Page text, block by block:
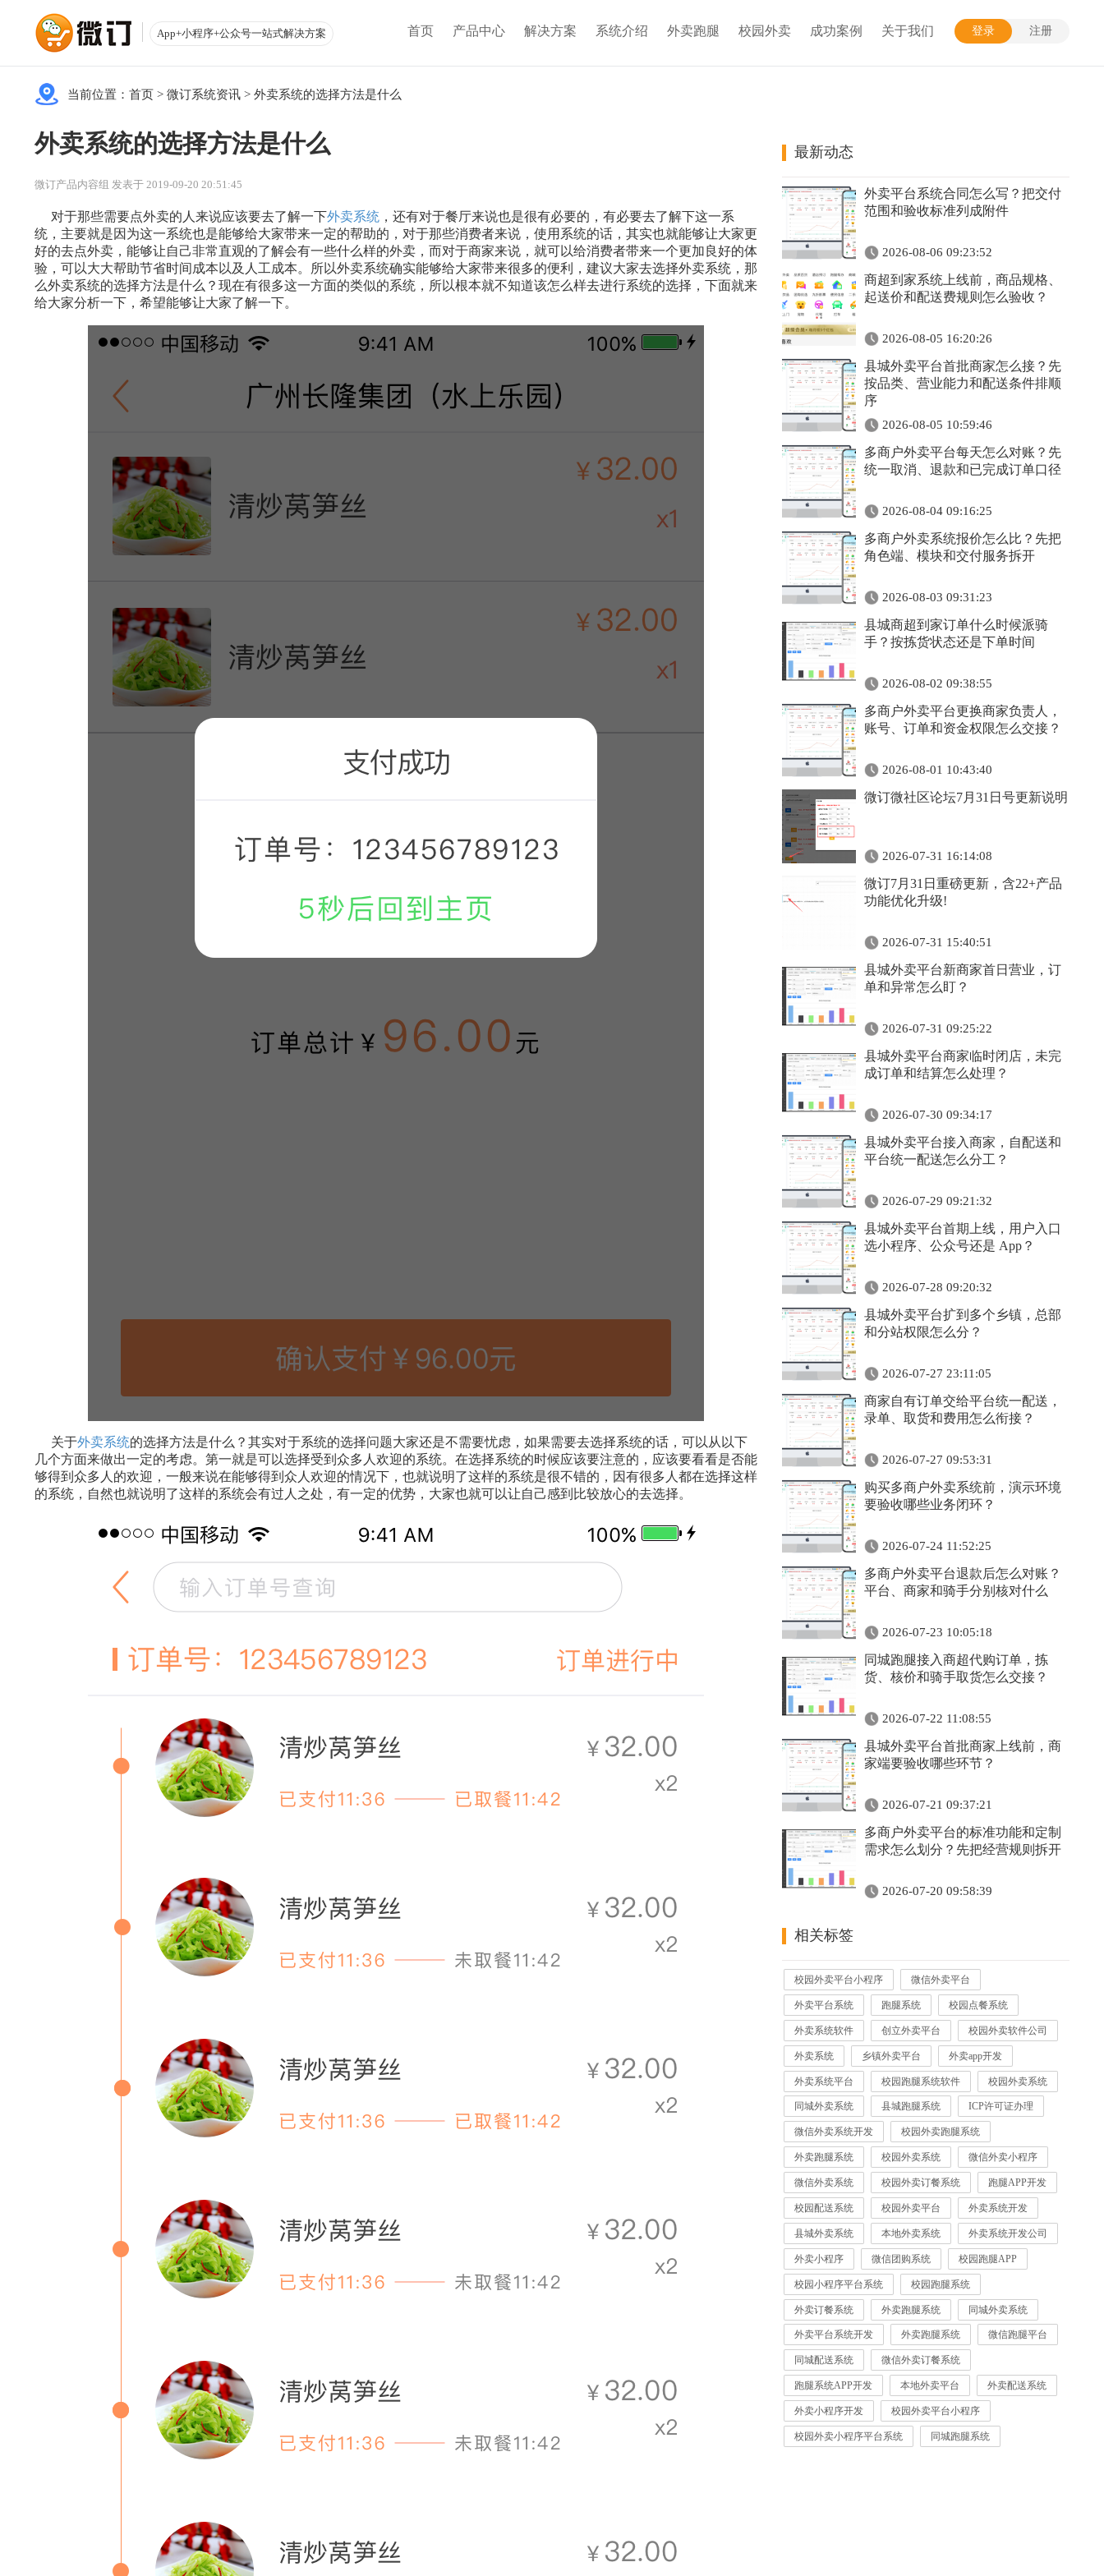
App+小程序+公众号一站式解决方案 登录 注册
首页 产品中心 解决方案 系统介绍 外卖跑腿 校园外卖 成功案例 关于我们
当前位置： 首页 > 微订系统资讯 > 外卖系统的选择方法是什么
外卖系统的选择方法是什么
微订产品内容组 发表于 2019-09-20 20:51:45
对于那些需要点外卖的人来说应该要去了解一下外卖系统 ，还有对于餐厅来说也是很有必要的，有必要去了解下这一系
统，主要就是因为这一系统也是能够给大家带来一定的帮助的，对于那些消费者来说，使用系统的话，其实也就能够让大家更
好的去点外卖，能够让自己非常直观的了解会有一些什么样的外卖，而对于商家来说，就可以给消费者带来一个更加良好的体
验，可以大大帮助节省时间成本以及人工成本。所以外卖系统确实能够给大家带来很多的便利，建议大家去选择外卖系统，那
么外卖系统的选择方法是什么？现在有很多这一方面的类似的系统，所以根本就不知道该怎么样去进行系统的选择，下面就来
给大家分析一下，希望能够让大家了解一下。
关于外卖系统的选择方法是什么？其实对于系统的选择问题大家还是不需要忧虑，如果需要去选择系统的话，可以从以下
几个方面来做出一定的考虑。第一就是可以选择受到众多人欢迎的系统。在选择系统的时候应该要注意的，应该要看看是否能
够得到众多人的欢迎，一般来说在能够得到众人欢迎的情况下，也就说明了这样的系统是很不错的，因有很多人都在选择这样
的系统，自然也就说明了这样的系统会有过人之处，有一定的优势，大家也就可以让自己感到比较放心的去选择。
最新动态
外卖平台系统合同怎么写？把交付
范围和验收标准列成附件
2026-08-06 09:23:52
商超到家系统上线前，商品规格、
起送价和配送费规则怎么验收？
2026-08-05 16:20:26
县城外卖平台首批商家怎么接？先
按品类、营业能力和配送条件排顺
序
2026-08-05 10:59:46
多商户外卖平台每天怎么对账？先
统一取消、退款和已完成订单口径
2026-08-04 09:16:25
多商户外卖系统报价怎么比？先把
角色端、模块和交付服务拆开
2026-08-03 09:31:23
县城商超到家订单什么时候派骑
手？按拣货状态还是下单时间
2026-08-02 09:38:55
多商户外卖平台更换商家负责人，
账号、订单和资金权限怎么交接？
2026-08-01 10:43:40
微订微社区论坛7月31日号更新说明
2026-07-31 16:14:08
微订7月31日重磅更新，含22+产品
功能优化升级!
2026-07-31 15:40:51
县城外卖平台新商家首日营业，订
单和异常怎么盯？
2026-07-31 09:25:22
县城外卖平台商家临时闭店，未完
成订单和结算怎么处理？
2026-07-30 09:34:17
县城外卖平台接入商家，自配送和
平台统一配送怎么分工？
2026-07-29 09:21:32
县城外卖平台首期上线，用户入口
选小程序、公众号还是 App？
2026-07-28 09:20:32
县城外卖平台扩到多个乡镇，总部
和分站权限怎么分？
2026-07-27 23:11:05
商家自有订单交给平台统一配送，
录单、取货和费用怎么衔接？
2026-07-27 09:53:31
购买多商户外卖系统前，演示环境
要验收哪些业务闭环？
2026-07-24 11:52:25
多商户外卖平台退款后怎么对账？
平台、商家和骑手分别核对什么
2026-07-23 10:05:18
同城跑腿接入商超代购订单，拣
货、核价和骑手取货怎么交接？
2026-07-22 11:08:55
县城外卖平台首批商家上线前，商
家端要验收哪些环节？
2026-07-21 09:37:21
多商户外卖平台的标准功能和定制
需求怎么划分？先把经营规则拆开
2026-07-20 09:58:39
相关标签
校园外卖平台小程序 微信外卖平台
外卖平台系统 跑腿系统 校园点餐系统
外卖系统软件 创立外卖平台 校园外卖软件公司
外卖系统 乡镇外卖平台 外卖app开发
外卖系统平台 校园跑腿系统软件 校园外卖系统
同城外卖系统 县城跑腿系统 ICP许可证办理
微信外卖系统开发 校园外卖跑腿系统
外卖跑腿系统 校园外卖系统 微信外卖小程序
微信外卖系统 校园外卖订餐系统 跑腿APP开发
校园配送系统 校园外卖平台 外卖系统开发
县城外卖系统 本地外卖系统 外卖系统开发公司
外卖小程序 微信团购系统 校园跑腿APP
校园小程序平台系统 校园跑腿系统
外卖订餐系统 外卖跑腿系统 同城外卖系统
外卖平台系统开发 外卖跑腿系统 微信跑腿平台
同城配送系统 微信外卖订餐系统
跑腿系统APP开发 本地外卖平台 外卖配送系统
外卖小程序开发 校园外卖平台小程序
校园外卖小程序平台系统 同城跑腿系统